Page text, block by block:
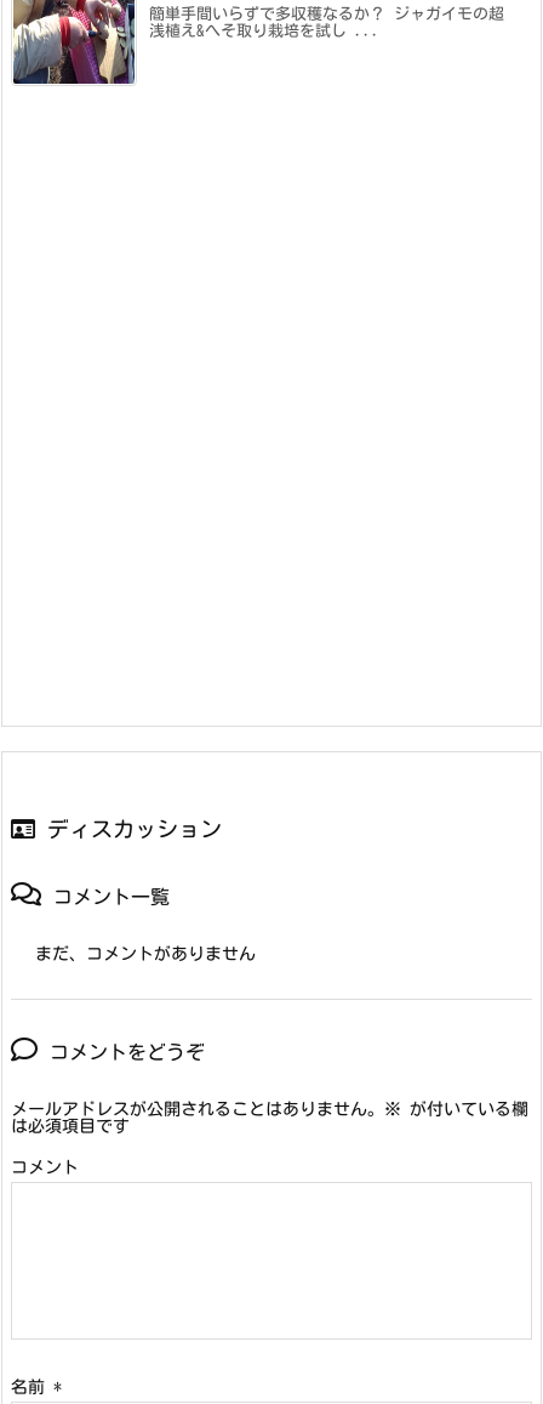
簡単手間いらずで多収穫なるか？ ジャガイモの超
浅植え&へそ取り栽培を試し ...
ディスカッション
コメント一覧
まだ、コメントがありません
コメントをどうぞ
メールアドレスが公開されることはありません。 ※ が付いている欄
は必須項目です
コメント
名前 *